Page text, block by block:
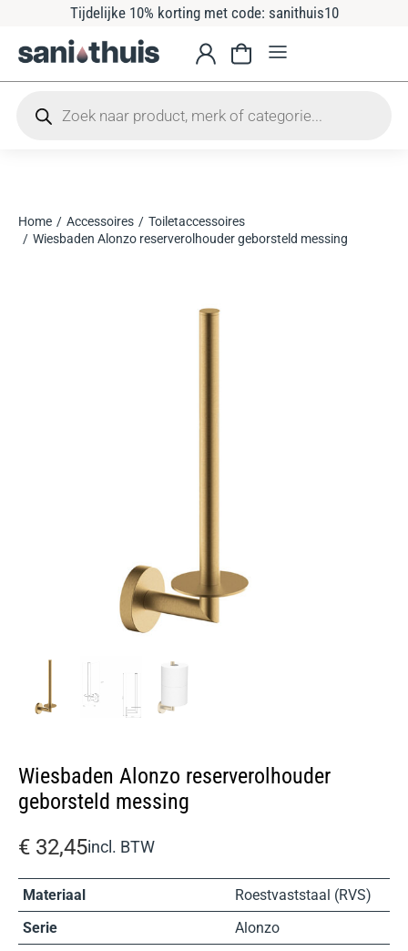
Tijdelijke 10% korting met code: sanithuis10
Je bent hier:
Home Accessoires
Toiletaccessoires
Wiesbaden Alonzo reserverolhouder geborsteld messing
Wiesbaden Alonzo reserverolhouder
geborsteld messing
€ 32,45incl. BTW
Materiaal
Roestvaststaal (RVS)
Serie
Alonzo